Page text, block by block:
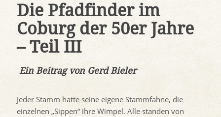
Die Pfadfinder im
Coburg der 50er Jahre
– Teil III
Ein Beitrag von Gerd Bieler
Jeder Stamm hatte seine eigene Stammfahne, die
einzelnen „Sippen“ ihre Wimpel. Alle standen von